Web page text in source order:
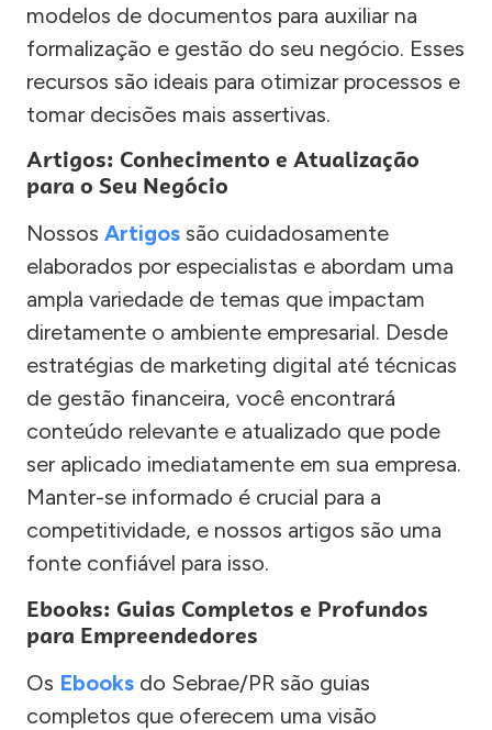
modelos de documentos para auxiliar na
formalização e gestão do seu negócio. Esses
recursos são ideais para otimizar processos e
tomar decisões mais assertivas.
Artigos: Conhecimento e Atualização
para o Seu Negócio
Nossos Artigos são cuidadosamente
elaborados por especialistas e abordam uma
ampla variedade de temas que impactam
diretamente o ambiente empresarial. Desde
estratégias de marketing digital até técnicas
de gestão financeira, você encontrará
conteúdo relevante e atualizado que pode
ser aplicado imediatamente em sua empresa.
Manter-se informado é crucial para a
competitividade, e nossos artigos são uma
fonte confiável para isso.
Ebooks: Guias Completos e Profundos
para Empreendedores
Os Ebooks do Sebrae/PR são guias
completos que oferecem uma visão